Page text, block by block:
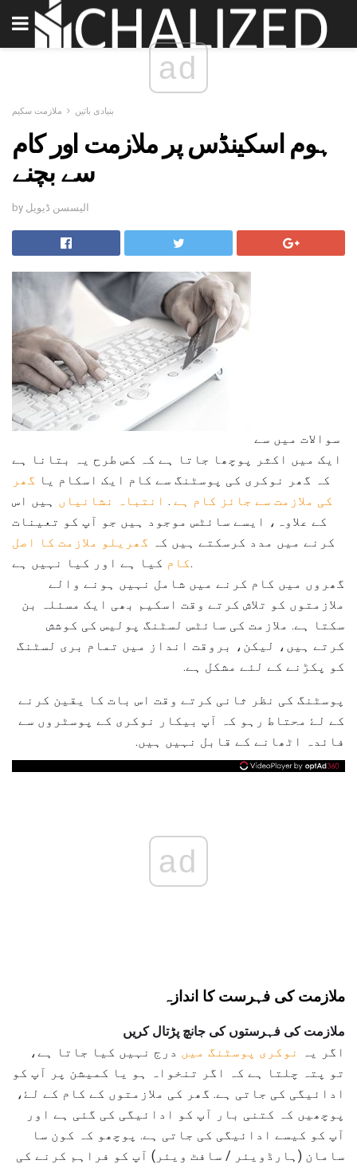
ad
بنیادی باتیں ملازمت سکیم
ہوم اسکینڈس پر ملازمت اور کام
سے بچنے
by الیسسن ڈیویل
ایک میں اکثر پوچھا جاتا ہے کہ کس طرح یہ بتانا ہے
کہ گھر نوکری کی پوسٹنگ سے کام ایک اسکام یا گھر
کی ملازمت سے جائز کام ہے . انتباہ نشانیاں ہیں اس
کے علاوہ، ایسے سائٹس موجود ہیں جو آپ کو تعینات
کرنے میں مدد کرسکتے ہیں کہ
گھریلو ملازمت کا اصل
کامکیا ہے اور کیا نہیں ہے.
گھروں میں کام کرنے میں شامل نہیں ہونے والے
ملازمتوں کو تلاش کرتے وقت اسکیم بھی ایک مسئلہ بن
سکتا ہے. ملازمت کی سائٹس لسٹنگ پولیس کی کوشش
کرتے ہیں، لیکن، بروقت انداز میں تمام بری لسٹنگ
کو پکڑنے کے لئے مشکل ہے.
پوسٹنگ کی نظر ثانی کرتے وقت اس بات کا یقین کرنے
کے لۓ محتاط رہو کہ آپ بیکار نوکری کے پوسٹروں سے
فائدہ اٹھانے کے قابل نہیں ہیں.
ad
ملازمت کی فہرست کا اندازہ
ملازمت کی فہرستوں کی جانچ پڑتال کریں
اگر یہ
نوکری پوسٹنگ میں درج نہیں کیا جاتا ہے،
تو پتہ چلتا ہے کہ اگر تنخواہ ہو یا کمیشن پر آپ کو
ادائیگی کی جاتی ہے. گھر کی ملازمتوں کے کام کے لۓ،
پوچھیں کہ کتنی بار آپ کو ادائیگی کی گئی ہے اور
آپ کو کیسے ادائیگی کی جاتی ہے. پوچھو کہ کون سا
سامان (ہارڈویئر / سافٹ ویئر) آپ کو فراہم کرنے کی